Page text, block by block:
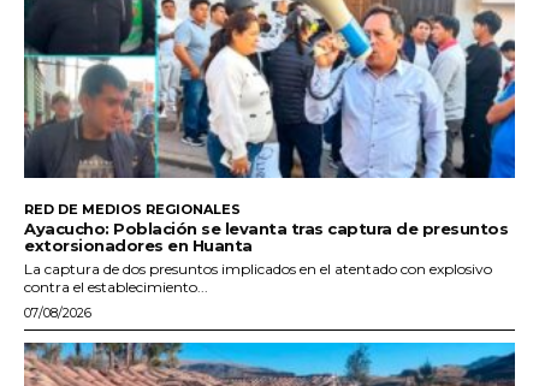
RED DE MEDIOS REGIONALES
Ayacucho: Población se levanta tras captura de presuntos
extorsionadores en Huanta
La captura de dos presuntos implicados en el atentado con explosivo
contra el establecimiento...
07/08/2026